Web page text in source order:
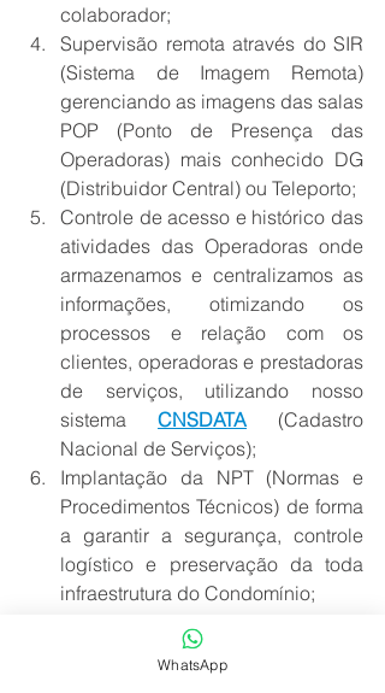
colaborador;
Supervisão remota através do SIR
(Sistema de Imagem Remota)
gerenciando as imagens das salas
POP (Ponto de Presença das
Operadoras) mais conhecido DG
(Distribuidor Central) ou Teleporto;
Controle de acesso e histórico das
atividades das Operadoras onde
armazenamos e centralizamos as
informações, otimizando os
processos e relação com os
clientes, operadoras e prestadoras
de serviços, utilizando nosso
sistema CNSDATA (Cadastro
Nacional de Serviços);
Implantação da NPT (Normas e
Procedimentos Técnicos) de forma
a garantir a segurança, controle
logístico e preservação da toda
infraestrutura do Condomínio;
regularização da infraestrutura,
documentos e contratos;
WhatsApp